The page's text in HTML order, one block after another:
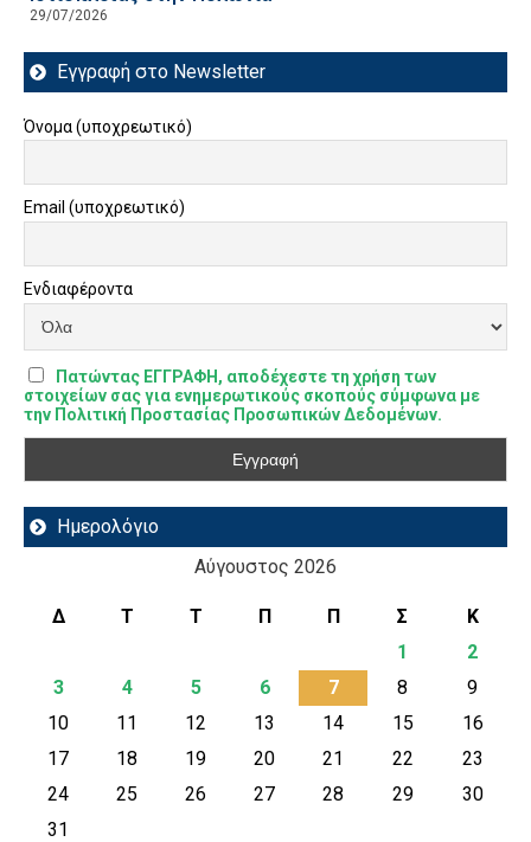
29/07/2026
Εγγραφή στο Newsletter
Όνομα (υποχρεωτικό)
Email (υποχρεωτικό)
Ενδιαφέροντα
Πατώντας ΕΓΓΡΑΦΗ, αποδέχεστε τη χρήση των
στοιχείων σας για ενημερωτικούς σκοπούς σύμφωνα με
την Πολιτική Προστασίας Προσωπικών Δεδομένων.
Ημερολόγιο
Αύγουστος 2026
Δ Τ Τ Π Π Σ
Κ
1
2
3
4 5 6 7 8
9
10
11 12 13 14 15
16
17
18 19 20 21 22
23
24
25 26 27 28 29
30
31